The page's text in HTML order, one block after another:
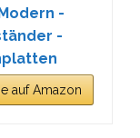
-
-
auf Amazon